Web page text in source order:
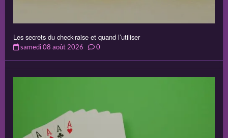
Les secrets du check-raise et quand l’utiliser
samedi 08 août 2026 0